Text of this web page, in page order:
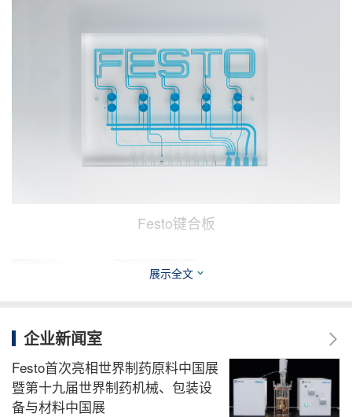
Festo键合板
展示全文
企业新闻室
Festo首次亮相世界制药原料中国展
暨第十九届世界制药机械、包装设
备与材料中国展